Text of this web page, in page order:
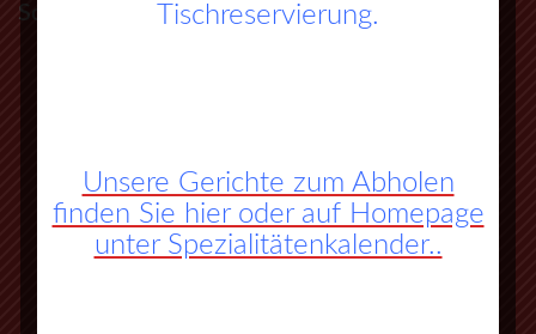
So finden Sie zu uns:
an der 3. Ampel rechts abbiegen
vorbei an Herbornseelbach und
Ballersbach nach Mittenaar Bicken
Tischreservierung.
Unsere Gerichte zum Abholen
finden Sie hier oder auf Homepage
unter Spezialitätenkalender..